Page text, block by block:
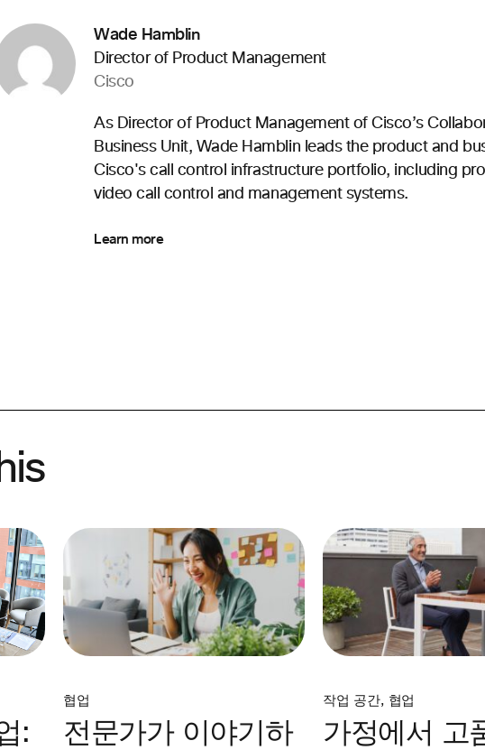
Wade Hamblin
Director of Product Management
Cisco
As Director of Product Management of Cisco’s
Business Unit, Wade Hamblin leads the product and
Cisco's call control infrastructure portfolio, including
video call control and management systems.
Learn more
:
협업
전문가가 이야기하
작업 공간, 협업
가정에서 고